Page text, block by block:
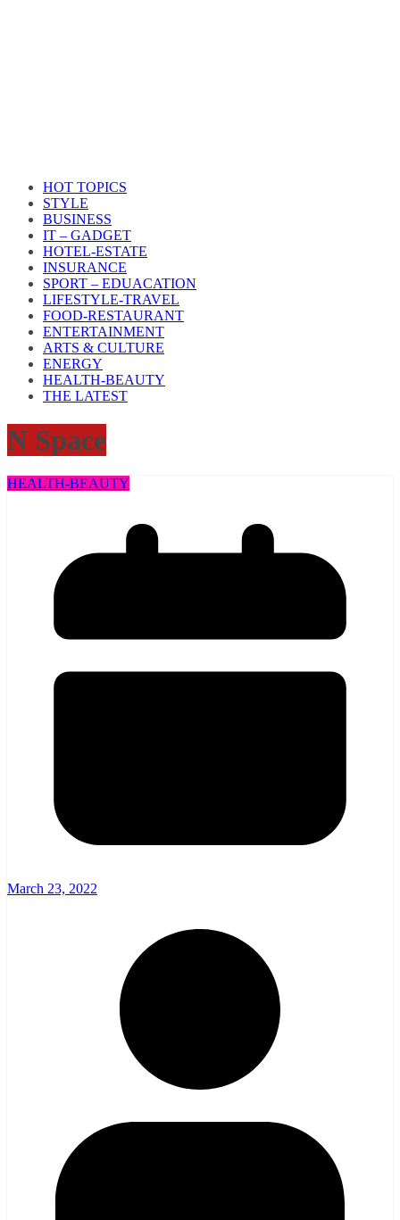
HOT TOPICS
STYLE
BUSINESS
IT – GADGET
HOTEL-ESTATE
INSURANCE
SPORT – EDUACATION
LIFESTYLE​-TRAVEL​
FOOD-RESTAURANT
ENTERTAINMENT
ARTS & CULTURE
ENERGY
HEALTH​-BEAUTY
THE LATEST
N Space
HEALTH​-BEAUTY
March 23, 2022